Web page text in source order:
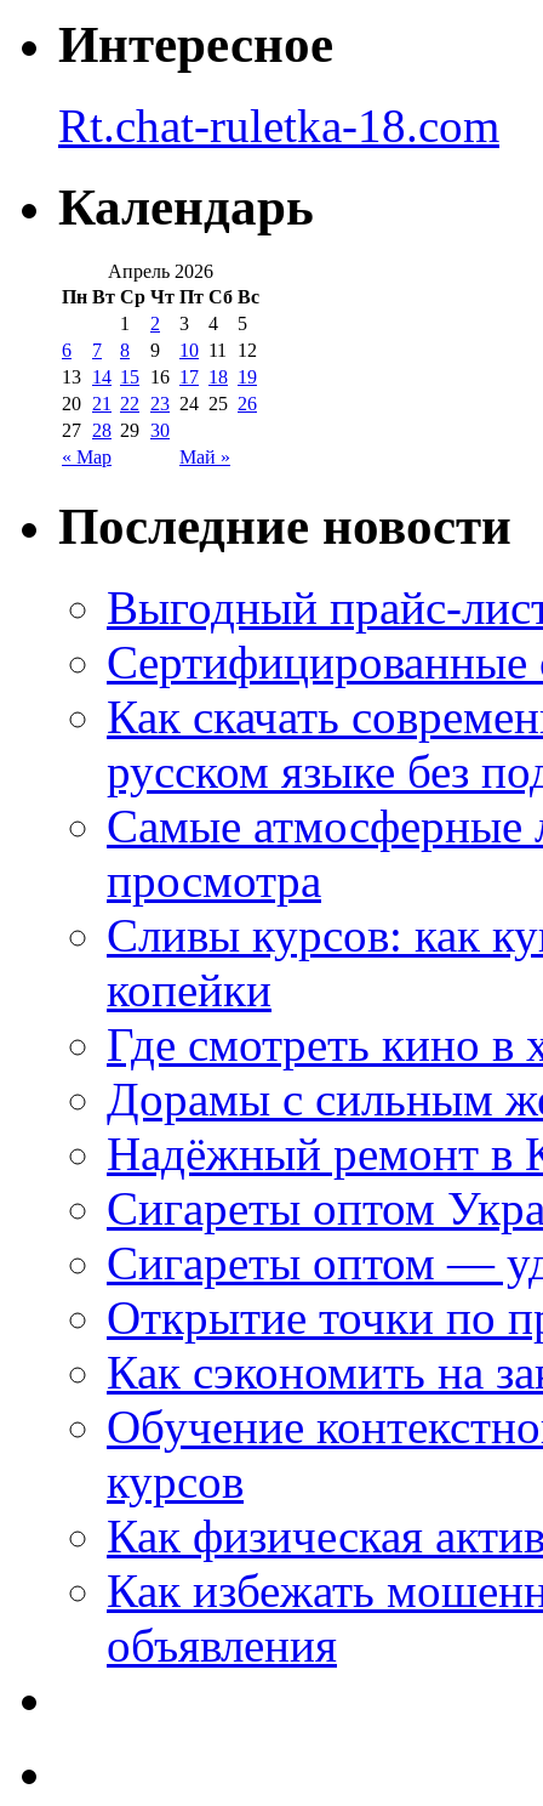
Интересное
Rt.chat-ruletka-18.com
Календарь
Апрель 2026
Пн Вт Ср Чт Пт Сб Вс
« Мар Май »
1 2 3 4
5
6
7 8 9 10 11
12
13 14 15 16 17 18 19
20 21 22 23 24 25 26
27 28 29 30
Последние новости
Выгодный прайс-
Как скачать
русском языке без
Самые атмосферные
просмотра
Сливы курсов: как
копейки
Где смотреть кино в
Дорамы с сильным
Надёжный ремонт в
Сигареты оптом
Сигареты оптом —
Открытие точки по
Как сэкономить на
Обучение
курсов
Как физическая
Как избежать
объявления